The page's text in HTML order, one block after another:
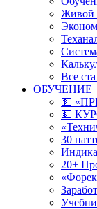
Живой
Все
ОБУЧЕНИЕ
💵
💵
30
20+